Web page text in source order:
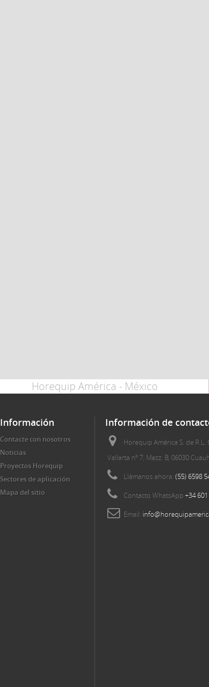
Horequip América - México
Información
Contacte con nosotros
Noticias
Proyectos Horequip
Sectores de aplicación
Mapa del sitio
Información de
Horequip América S. de R.L.
Vallarta nº 7, Mezz. B, 06030
Llámanos ahora: (55) 6598
Contacto WhatsApp +34
Email: